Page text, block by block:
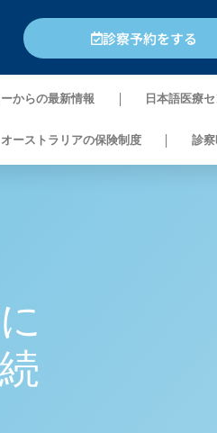
診察予約をする
からの最新情報 日本語医療
オーストラリアの保険制度 診察